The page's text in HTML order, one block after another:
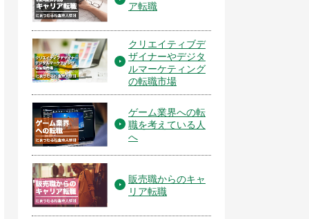
ア転職
クリエイティブデ
ザイナーやデジタ
ルマーケティング
の転職市場
ゲーム業界への転
職を考えている人
へ
販売職からのキャ
リア転職